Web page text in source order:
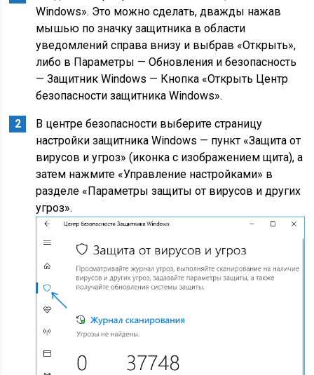
Windows». Это можно сделать, дважды нажав
мышью по значку защитника в области
уведомлений справа внизу и выбрав «Открыть»,
либо в Параметры — Обновления и безопасность
— Защитник Windows — Кнопка «Открыть Центр
безопасности защитника Windows».
В центре безопасности выберите страницу
настройки защитника Windows — пункт «Защита от
вирусов и угроз» (иконка с изображением щита), а
затем нажмите «Управление настройками» в
разделе «Параметры защиты от вирусов и других
угроз».